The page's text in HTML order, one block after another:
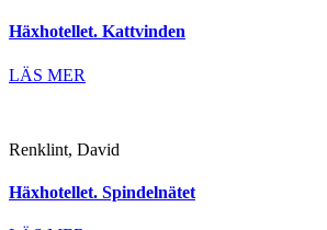
Häxhotellet. Kattvinden
LÄS MER
Renklint, David
Häxhotellet. Spindelnätet